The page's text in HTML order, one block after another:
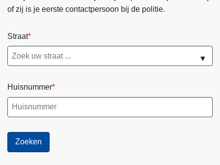
of zij is je eerste contactpersoon bij de politie.
Straat
▼
Huisnummer